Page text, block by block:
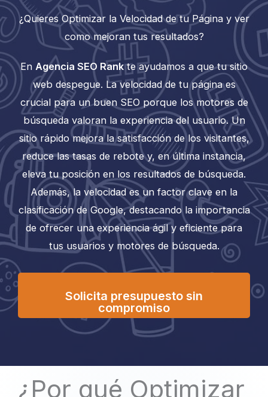
¿Quieres Optimizar la Velocidad de tu Página y ver
como mejoran tus resultados?
En Agencia SEO Rankte ayudamos a que tu sitio
web despegue. La velocidad de tu página es
crucial para un buen SEO porque los motores de
búsqueda valoran la experiencia del usuario. Un
sitio rápido mejora la satisfacción de los visitantes,
reduce las tasas de rebote y, en última instancia,
eleva tu posición en los resultados de búsqueda.
Además, la velocidad es un factor clave en la
clasificación de Google, destacando la importancia
de ofrecer una experiencia ágil y eficiente para
tus usuarios y motores de búsqueda.
Solicita presupuesto sin
compromiso
¿Por qué Optimizar